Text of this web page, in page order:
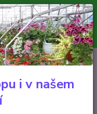
je 300 Kč.
a balíček můžete čekat
Objednávky
přišly...
0ks
za0 Kč
i v našem